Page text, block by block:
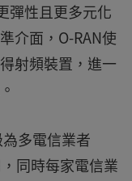
彈性且更多元化
介面，O-RAN使
射頻裝置，進一
多電信業者
同時每家電信業